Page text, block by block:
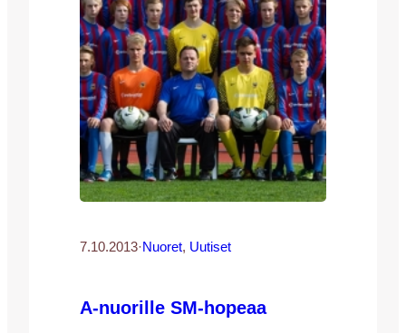
pelataan Vehkalammen urheilupuistossa
klo 14:30 ja paikalta löytyy kahvio.
Kymmenen joukkueen
yksinkertaisesta…
7.10.2013·Nuoret, Uutiset
A-nuorille SM-hopeaa